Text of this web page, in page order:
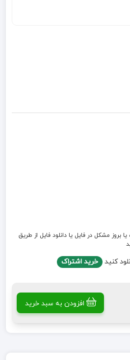
بروز مشکل در فایل یا دانلود فایل از طریق
کنید خرید اشتراک
افزودن به سبد خرید